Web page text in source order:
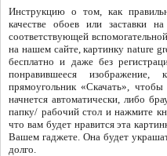
Инструкцию о том, как
качестве обоев или заставки
соответствующей
на нашем сайте, картинку nature
бесплатно и даже без
понравившееся
прямоугольник «Скачать», чтобы
начнется автоматически, либо
папку/ рабочий стол и нажмите
что вам будет нравится эта
Вашем гаджете. Она будет
долго.